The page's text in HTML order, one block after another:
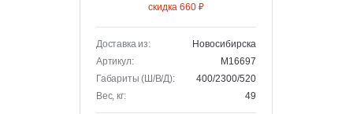
скидка 660 ₽
Доставка из:
Новосибирска
Артикул:
M16697
Габариты (Ш/В/Д):
400/2300/520
Вес, кг:
49